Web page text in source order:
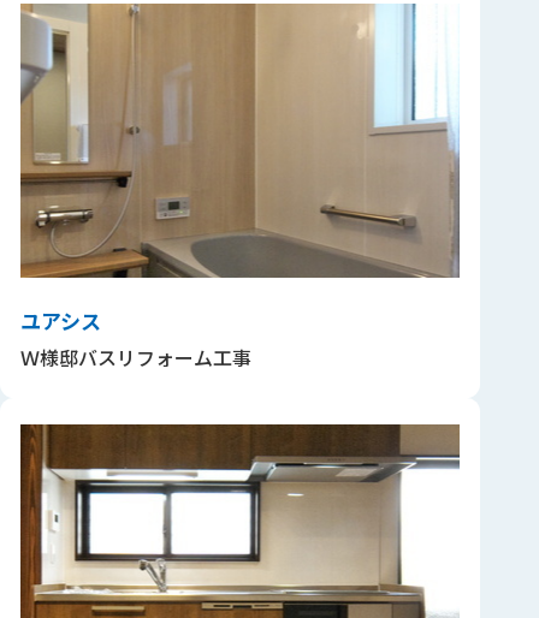
ユアシス
Ｗ様邸バスリフォーム工事